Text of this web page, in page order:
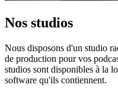
Nos studios
Nous disposons d'un studio
de production pour vos
studios sont disponibles à la
software qu'ils contiennent.